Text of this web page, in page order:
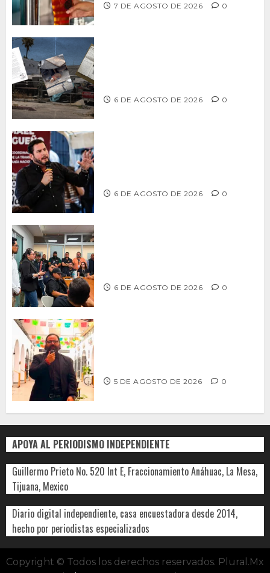
7 DE AGOSTO DE 2026 0
6 DE AGOSTO DE 2026 0
6 DE AGOSTO DE 2026 0
6 DE AGOSTO DE 2026 0
5 DE AGOSTO DE 2026 0
APOYA AL PERIODISMO INDEPENDIENTE
Guillermo Prieto No. 520 Int E, Fraccionamiento Anáhuac, La Mesa,
Tijuana, Mexico
Diario digital independiente, casa encuestadora desde 2014,
hecho por periodistas especializados
Copyright © Todos los derechos reservados. Plural.Mx